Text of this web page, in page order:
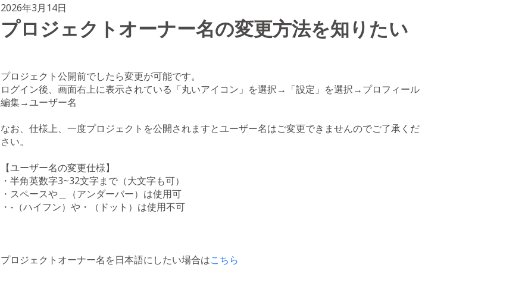
2026年3月14日
プロジェクトオーナー名の変更方法を知りたい
プロジェクト公開前でしたら変更が可能です。
ログイン後、画面右上に表示されている「丸いアイコン」を選択→「設定」を選択→プロフィール
編集→ユーザー名
なお、仕様上、一度プロジェクトを公開されますとユーザー名はご変更できませんのでご了承くだ
さい。
【ユーザー名の変更仕様】
・半角英数字3~32文字まで（大文字も可）
・スペースや＿（アンダーバー）は使用可
・-（ハイフン）や・（ドット）は使用不可
プロジェクトオーナー名を日本語にしたい場合はこちら